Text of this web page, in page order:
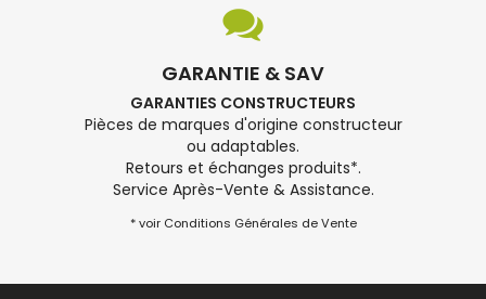
GARANTIE & SAV
GARANTIES CONSTRUCTEURS
Pièces de marques d'origine constructeur
ou adaptables.
Retours et échanges produits*.
Service Après-Vente & Assistance.
* voir Conditions Générales de Vente